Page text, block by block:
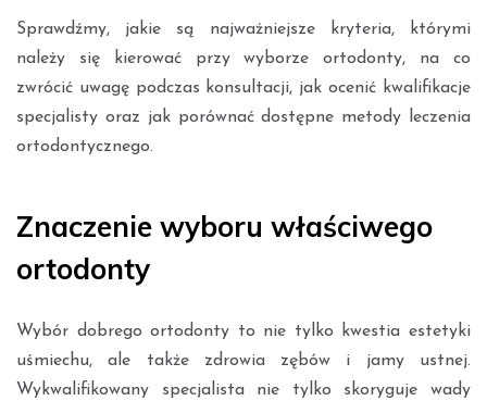
Sprawdźmy, jakie są najważniejsze kryteria, którymi
należy się kierować przy wyborze ortodonty, na co
zwrócić uwagę podczas konsultacji, jak ocenić kwalifikacje
specjalisty oraz jak porównać dostępne metody leczenia
ortodontycznego.
Znaczenie wyboru właściwego
ortodonty
Wybór dobrego ortodonty to nie tylko kwestia estetyki
uśmiechu, ale także zdrowia zębów i jamy ustnej.
Wykwalifikowany specjalista nie tylko skoryguje wady